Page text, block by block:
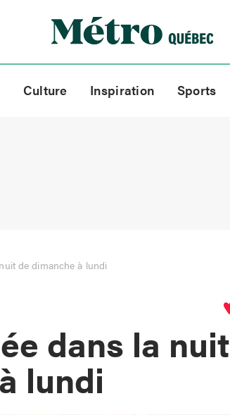
Culture Inspiration Sports
de dimanche à lundi
dans la nuit
lundi